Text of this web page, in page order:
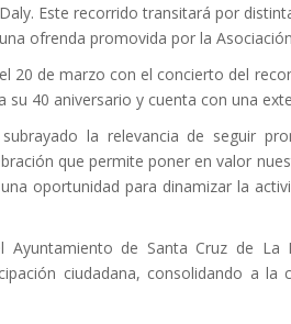
Este recorrido transitará por
ofrenda promovida por la
20 de marzo con el concierto del
su 40 aniversario y cuenta con una
la relevancia de seguir
que permite poner en valor
oportunidad para dinamizar la
Ayuntamiento de Santa Cruz de
ciudadana, consolidando a